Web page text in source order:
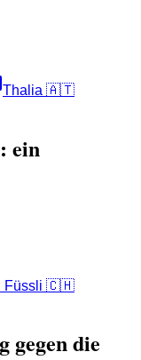
Thalia 🇦🇹
ein
Füssli 🇨🇭
gegen die